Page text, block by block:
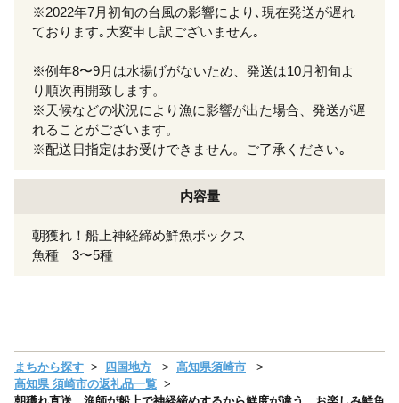
※2022年7月初旬の台風の影響により､現在発送が遅れ
ております｡大変申し訳ございません｡
※例年8〜9月は水揚げがないため、発送は10月初旬よ
り順次再開致します。
※天候などの状況により漁に影響が出た場合、発送が遅
れることがございます。
※配送日指定はお受けできません。ご了承ください｡
内容量
朝獲れ！船上神経締め鮮魚ボックス
魚種 3〜5種
まちから探す 四国地方
高知県須崎市
高知県 須崎市の返礼品一覧